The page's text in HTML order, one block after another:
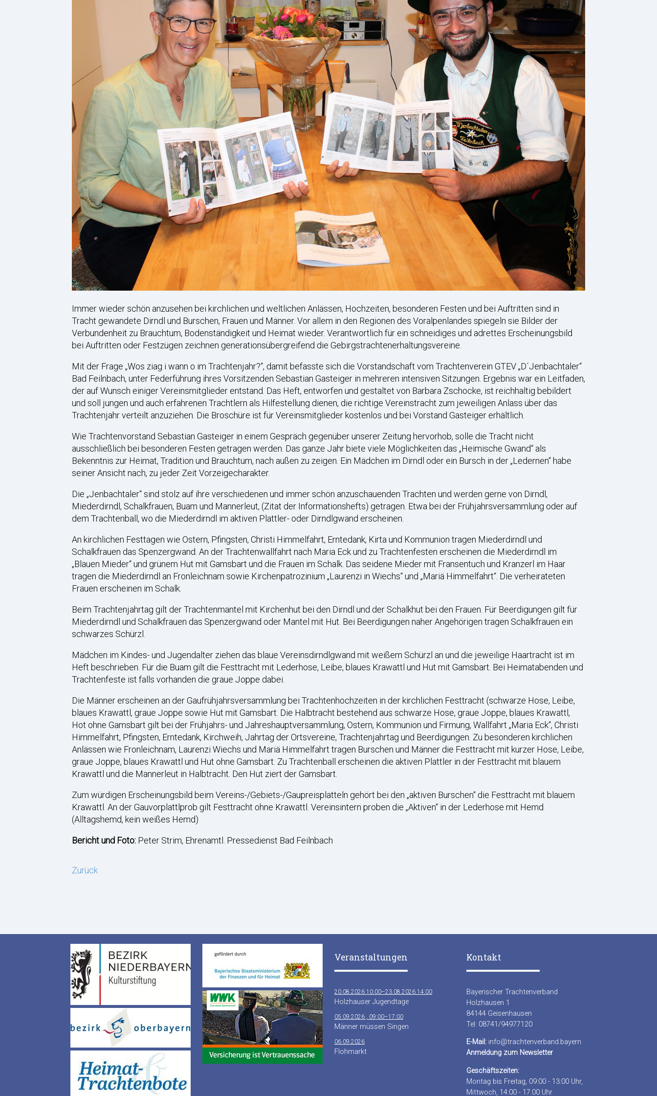
Immer wieder schön anzusehen bei kirchlichen und weltlichen Anlässen, Hochzeiten, besonderen Festen und bei Auftritten sind in
Tracht gewandete Dirndl und Burschen, Frauen und Männer. Vor allem in den Regionen des Voralpenlandes spiegeln sie Bilder der
Verbundenheit zu Brauchtum, Bodenständigkeit und Heimat wieder. Verantwortlich für ein schneidiges und adrettes Erscheinungsbild
bei Auftritten oder Festzügen zeichnen generationsübergreifend die Gebirgstrachtenerhaltungsvereine.
Mit der Frage „Wos ziag i wann o im Trachtenjahr?“, damit befasste sich die Vorstandschaft vom Trachtenverein GTEV „D´Jenbachtaler“
Bad Feilnbach, unter Federführung ihres Vorsitzenden Sebastian Gasteiger in mehreren intensiven Sitzungen. Ergebnis war ein Leitfaden,
der auf Wunsch einiger Vereinsmitglieder entstand. Das Heft, entworfen und gestaltet von Barbara Zschocke, ist reichhaltig bebildert
und soll jungen und auch erfahrenen Trachtlern als Hilfestellung dienen, die richtige Vereinstracht zum jeweiligen Anlass über das
Trachtenjahr verteilt anzuziehen. Die Broschüre ist für Vereinsmitglieder kostenlos und bei Vorstand Gasteiger erhältlich.
Wie Trachtenvorstand Sebastian Gasteiger in einem Gespräch gegenüber unserer Zeitung hervorhob, solle die Tracht nicht
ausschließlich bei besonderen Festen getragen werden. Das ganze Jahr biete viele Möglichkeiten das „Heimische Gwand“ als
Bekenntnis zur Heimat, Tradition und Brauchtum, nach außen zu zeigen. Ein Mädchen im Dirndl oder ein Bursch in der „Ledernen“ habe
seiner Ansicht nach, zu jeder Zeit Vorzeigecharakter.
Die „Jenbachtaler“ sind stolz auf ihre verschiedenen und immer schön anzuschauenden Trachten und werden gerne von Dirndl,
Miederdirndl, Schalkfrauen, Buam und Mannerleut, (Zitat der Informationshefts) getragen. Etwa bei der Frühjahrsversammlung oder auf
dem Trachtenball, wo die Miederdirndl im aktiven Plattler- oder Dirndlgwand erscheinen.
An kirchlichen Festtagen wie Ostern, Pfingsten, Christi Himmelfahrt, Erntedank, Kirta und Kommunion tragen Miederdirndl und
Schalkfrauen das Spenzergwand. An der Trachtenwallfahrt nach Maria Eck und zu Trachtenfesten erscheinen die Miederdirndl im
„Blauen Mieder“ und grünem Hut mit Gamsbart und die Frauen im Schalk. Das seidene Mieder mit Fransentuch und Kranzerl im Haar
tragen die Miederdirndl an Fronleichnam sowie Kirchenpatrozinium „Laurenzi in Wiechs“ und „Mariä Himmelfahrt“. Die verheirateten
Frauen erscheinen im Schalk.
Beim Trachtenjahrtag gilt der Trachtenmantel mit Kirchenhut bei den Dirndl und der Schalkhut bei den Frauen. Für Beerdigungen gilt für
Miederdirndl und Schalkfrauen das Spenzergwand oder Mantel mit Hut. Bei Beerdigungen naher Angehörigen tragen Schalkfrauen ein
schwarzes Schürzl.
Mädchen im Kindes- und Jugendalter ziehen das blaue Vereinsdirndlgwand mit weißem Schürzl an und die jeweilige Haartracht ist im
Heft beschrieben. Für die Buam gilt die Festtracht mit Lederhose, Leibe, blaues Krawattl und Hut mit Gamsbart. Bei Heimatabenden und
Trachtenfeste ist falls vorhanden die graue Joppe dabei.
Die Männer erscheinen an der Gaufrühjahrsversammlung bei Trachtenhochzeiten in der kirchlichen Festtracht (schwarze Hose, Leibe,
blaues Krawattl, graue Joppe sowie Hut mit Gamsbart. Die Halbtracht bestehend aus schwarze Hose, graue Joppe, blaues Krawattl,
Hot ohne Gamsbart gilt bei der Frühjahrs- und Jahreshauptversammlung, Ostern, Kommunion und Firmung, Wallfahrt „Maria Eck“, Christi
Himmelfahrt, Pfingsten, Erntedank, Kirchweih, Jahrtag der Ortsvereine, Trachtenjahrtag und Beerdigungen. Zu besonderen kirchlichen
Anlässen wie Fronleichnam, Laurenzi Wiechs und Mariä Himmelfahrt tragen Burschen und Männer die Festtracht mit kurzer Hose, Leibe,
graue Joppe, blaues Krawattl und Hut ohne Gamsbart. Zu Trachtenball erscheinen die aktiven Plattler in der Festtracht mit blauem
Krawattl und die Mannerleut in Halbtracht. Den Hut ziert der Gamsbart.
Zum würdigen Erscheinungsbild beim Vereins-/Gebiets-/Gaupreisplatteln gehört bei den „aktiven Burschen“ die Festtracht mit blauem
Krawattl. An der Gauvorplattlprob gilt Festtracht ohne Krawattl. Vereinsintern proben die „Aktiven“ in der Lederhose mit Hemd
(Alltagshemd, kein weißes Hemd)
Bericht und Foto: Peter Strim, Ehrenamtl. Pressedienst Bad Feilnbach
Zurück
Veranstaltungen
20.08.2026 10:00–23.08.2026 14:00
Holzhauser Jugendtage
05.09.2026 , 09:00–17:00
Männer müssen Singen
06.09.2026
Flohmarkt
Kontakt
Bayerischer Trachtenverband
Holzhausen 1
84144 Geisenhausen
Tel: 08741/94977120
E-Mail: info@trachtenverband.bayern
Anmeldung zum Newsletter
Geschäftszeiten:
Montag bis Freitag, 09:00 - 13:00 Uhr,
Mittwoch, 14:00 - 17:00 Uhr